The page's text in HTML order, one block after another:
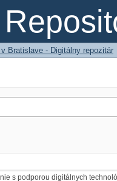
Bratislave - Digitálny repozitár